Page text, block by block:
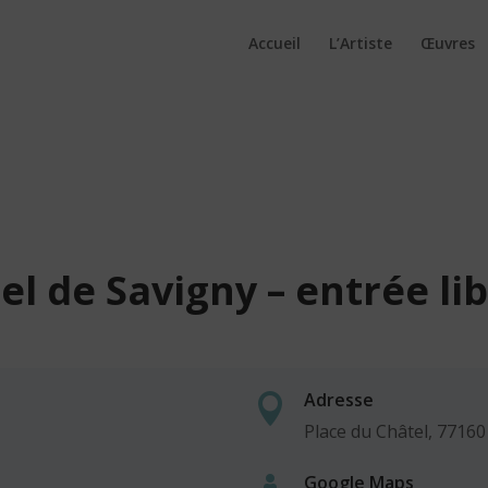
Accueil L’Artiste Œuvres
de Savigny – entrée

Adresse
Place du Châtel,
Google Maps